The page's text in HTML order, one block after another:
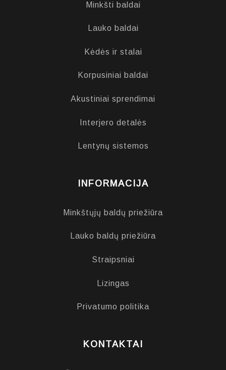
Minkšti baldai
Lauko baldai
Kėdės ir stalai
Korpusiniai baldai
Akustiniai sprendimai
Interjero detalės
Lentynų sistemos
INFORMACIJA
Minkštųjų baldų priežiūra
Lauko baldų priežiūra
Straipsniai
Lizingas
Privatumo politika
KONTAKTAI